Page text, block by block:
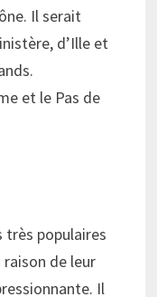
Il serait
d’Ille et
et le Pas de
très populaires
de leur
Il